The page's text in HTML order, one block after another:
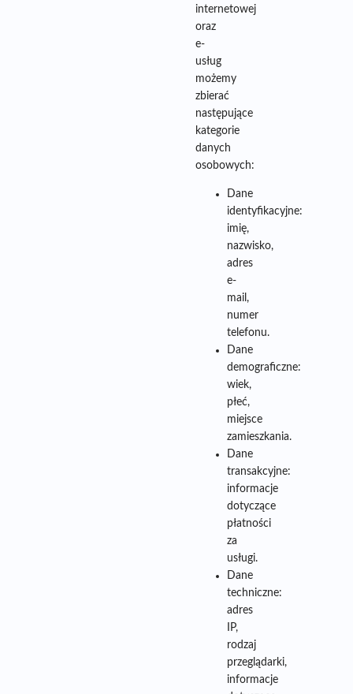
internetowej
oraz
e-
usług
możemy
zbierać
następujące
kategorie
danych
osobowych:
Dane
identyfikacyjne:
imię,
nazwisko,
adres
e-
mail,
numer
telefonu.
Dane
demograficzne:
wiek,
płeć,
miejsce
zamieszkania.
Dane
transakcyjne:
informacje
dotyczące
płatności
za
usługi.
Dane
techniczne:
adres
IP,
rodzaj
przeglądarki,
informacje